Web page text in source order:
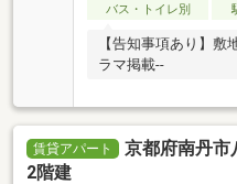
バス・トイレ別
【告知事項あり】敷
ラマ掲載--
賃貸アパート
京都府南丹市
2階建